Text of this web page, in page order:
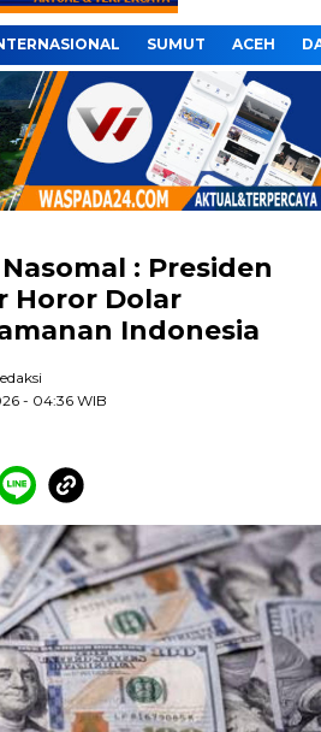
SUMUT ACEH
: Presiden
Horor Dolar
Indonesia
- 04:36 WIB